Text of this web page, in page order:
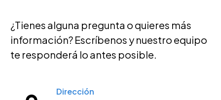
¿Tienes alguna pregunta o quieres más
información? Escríbenos y nuestro equipo
te responderá lo antes posible.
Dirección